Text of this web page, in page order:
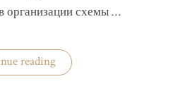
организации схемы …
reading«Задержан
организатор